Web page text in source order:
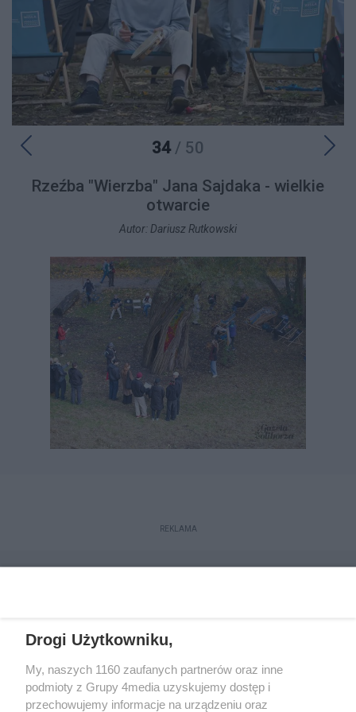
34 / 50
Rzeźba "Wierzba" Jana Sajdaka - wielkie
otwarcie
Autor: Dariusz Rutkowski
REKLAMA
Drogi Użytkowniku,
My, naszych 1160 zaufanych partnerów oraz inne
podmioty z Grupy 4media uzyskujemy dostęp i
przechowujemy informacje na urządzeniu oraz